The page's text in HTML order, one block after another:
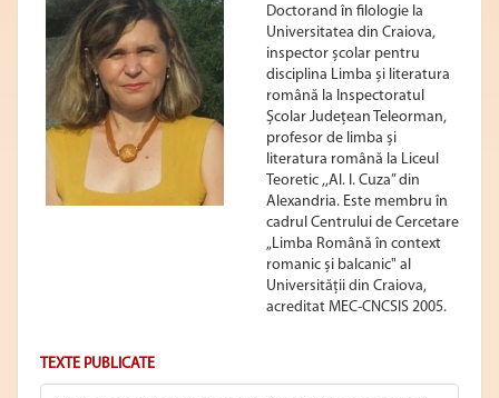
Doctorand în filologie la
Universitatea din Craiova,
inspector școlar pentru
disciplina Limba și literatura
română la Inspectoratul
Școlar Județean Teleorman,
profesor de limba și
literatura română la Liceul
Teoretic ,,Al. I. Cuza” din
Alexandria. Este membru în
cadrul Centrului de Cercetare
„Limba Română în context
romanic și balcanic" al
Universității din Craiova,
acreditat MEC-CNCSIS 2005.
TEXTE PUBLICATE